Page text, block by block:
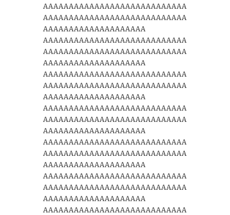
AAAAAAAAAAAAAAAAAAAAAAAAAAAA
AAAAAAAAAAAAAAAAAAAAAAAAAAAA
AAAAAAAAAAAAAAAAAAAA
AAAAAAAAAAAAAAAAAAAAAAAAAAAA
AAAAAAAAAAAAAAAAAAAAAAAAAAAA
AAAAAAAAAAAAAAAAAAAA
AAAAAAAAAAAAAAAAAAAAAAAAAAAA
AAAAAAAAAAAAAAAAAAAAAAAAAAAA
AAAAAAAAAAAAAAAAAAAA
AAAAAAAAAAAAAAAAAAAAAAAAAAAA
AAAAAAAAAAAAAAAAAAAAAAAAAAAA
AAAAAAAAAAAAAAAAAAAA
AAAAAAAAAAAAAAAAAAAAAAAAAAAA
AAAAAAAAAAAAAAAAAAAAAAAAAAAA
AAAAAAAAAAAAAAAAAAAA
AAAAAAAAAAAAAAAAAAAAAAAAAAAA
AAAAAAAAAAAAAAAAAAAAAAAAAAAA
AAAAAAAAAAAAAAAAAAAA
AAAAAAAAAAAAAAAAAAAAAAAAAAAA